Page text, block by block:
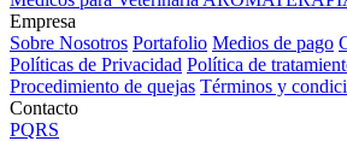
Empresa
Sobre Nosotros Portafolio Medios de pago
Políticas de Privacidad Política de
Procedimiento de quejas Términos y
Contacto
PQRS